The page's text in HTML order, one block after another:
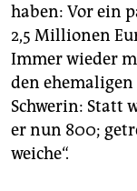
unterstützen
abo
genossenschaft
epaper login
haben: Vor ein
2,5 Millionen
Immer wieder
den
Schwerin: Statt
er nun 800;
weiche“.